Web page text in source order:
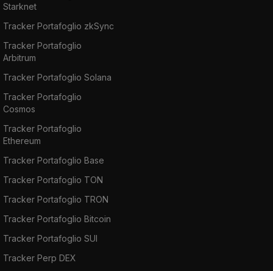
Starknet
Tracker Portafoglio zkSync
Tracker Portafoglio
Arbitrum
Tracker Portafoglio Solana
Tracker Portafoglio
Cosmos
Tracker Portafoglio
Ethereum
Tracker Portafoglio Base
Tracker Portafoglio TON
Tracker Portafoglio TRON
Tracker Portafoglio Bitcoin
Tracker Portafoglio SUI
Tracker Perp DEX